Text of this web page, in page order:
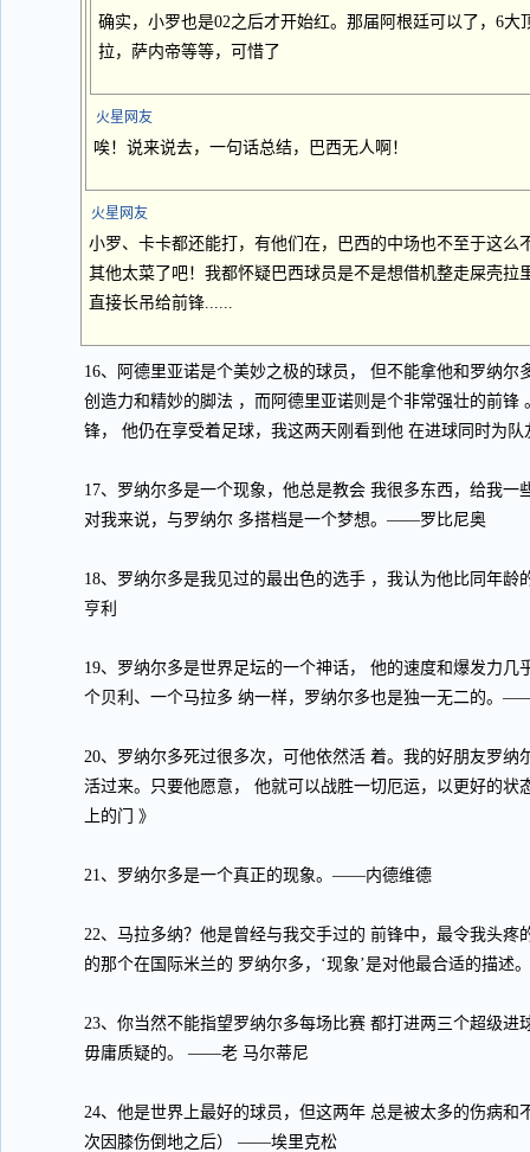
确实，小罗也是02之后才开始红。那届阿根廷可以了，6
拉，萨内帝等等，可惜了
火星网友
唉！说来说去，一句话总结，巴西无人啊！
火星网友
小罗、卡卡都还能打，有他们在，巴西的中场也不至于这么
其他太菜了吧！我都怀疑巴西球员是不是想借机整走屎壳拉
直接长吊给前锋......
16、阿德里亚诺是个美妙之极的球员， 但不能拿他和罗纳尔
创造力和精妙的脚法 ，而阿德里亚诺则是个非常强壮的前锋
锋， 他仍在享受着足球，我这两天刚看到他 在进球同时为
17、罗纳尔多是一个现象，他总是教会 我很多东西，给我一
对我来说，与罗纳尔 多搭档是一个梦想。——罗比尼奥
18、罗纳尔多是我见过的最出色的选手 ，我认为他比同年
亨利
19、罗纳尔多是世界足坛的一个神话， 他的速度和爆发力几
个贝利、一个马拉多 纳一样，罗纳尔多也是独一无二的。
20、罗纳尔多死过很多次，可他依然活 着。我的好朋友罗纳
活过来。只要他愿意， 他就可以战胜一切厄运，以更好的
上的门 》
21、罗纳尔多是一个真正的现象。——内德维德
22、马拉多纳？他是曾经与我交手过的 前锋中，最令我头疼
的那个在国际米兰的 罗纳尔多，‘现象’是对他最合适的描
23、你当然不能指望罗纳尔多每场比赛 都打进两三个超级进
毋庸质疑的。 ——老 马尔蒂尼
24、他是世界上最好的球员，但这两年 总是被太多的伤病和
次因膝伤倒地之后） ——埃里克松